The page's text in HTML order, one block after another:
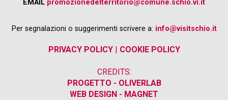
EMAIL promozionedelterritorio@comune.schio.vi.it
Per segnalazioni o suggerimenti scrivere a: info@visitschio.it
PRIVACY POLICY| COOKIE POLICY
CREDITS:
PROGETTO - OLIVERLAB
WEB DESIGN - MAGNET